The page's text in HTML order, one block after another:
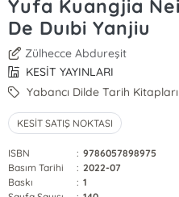
Yufa Kuangjia
De Duıbi Yanjiu
Zülhecce Abdureşit
KESİT YAYINLARI
Yabancı Dilde Tarih Kitapları
KESİT SATIŞ NOKTASI
ISBN : 9786057898975
Basım Tarihi
: 2022-07
Baskı
: 1